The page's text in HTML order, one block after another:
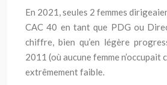
En 2021, seules 2 femmes
CAC 40 en tant que PDG ou
chiffre, bien qu’en légère
2011 (où aucune femme
extrêmement faible.